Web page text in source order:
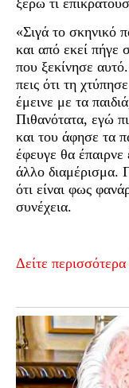
«Σιγά το σκηνικό
και από εκεί πήγε
που ξεκίνησε
πεις ότι τη
έμεινε με τα
Πιθανότατα, εγώ
και του άφησε τα
έφευγε θα έπαιρνε
άλλο διαμέρισμα.
ότι είναι φως
συνέχεια.
Δείτε